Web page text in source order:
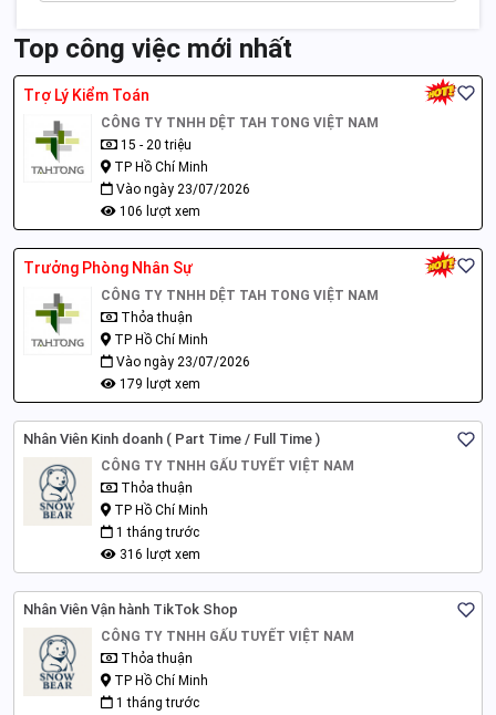
Top công việc mới nhất
Trợ Lý Kiểm Toán
CÔNG TY TNHH DỆT TAH TONG VIỆT NAM
15 - 20 triệu
TP Hồ Chí Minh
Vào ngày 23/07/2026
106 lượt xem
Trưởng Phòng Nhân Sự
CÔNG TY TNHH DỆT TAH TONG VIỆT NAM
Thỏa thuận
TP Hồ Chí Minh
Vào ngày 23/07/2026
179 lượt xem
Nhân Viên Kinh doanh ( Part Time / Full Time )
CÔNG TY TNHH GẤU TUYẾT VIỆT NAM
Thỏa thuận
TP Hồ Chí Minh
1 tháng trước
316 lượt xem
Nhân Viên Vận hành TikTok Shop
CÔNG TY TNHH GẤU TUYẾT VIỆT NAM
Thỏa thuận
TP Hồ Chí Minh
1 tháng trước